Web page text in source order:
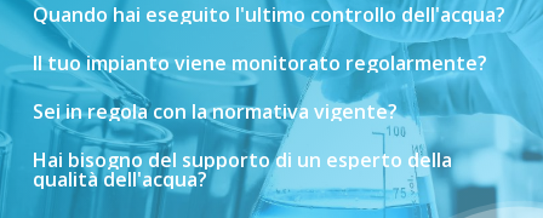
Quando hai eseguito l'ultimo controllo dell'acqua?
Il tuoimpianto viene monitorato regolarmente?
Seiinregola con lanormativa vigente?
Hai bisognodel supportodi un esperto della
qualitàdell'acqua?